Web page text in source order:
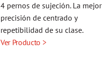
4 pernos de sujeción. La mejor
precisión de centrado y
repetibilidad de su clase.
Ver Producto >